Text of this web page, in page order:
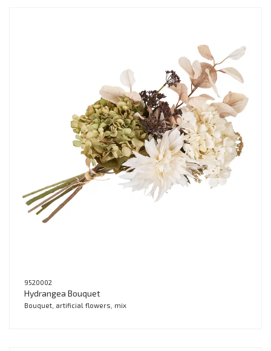
9520002
Hydrangea Bouquet
Bouquet, artificial flowers, mix